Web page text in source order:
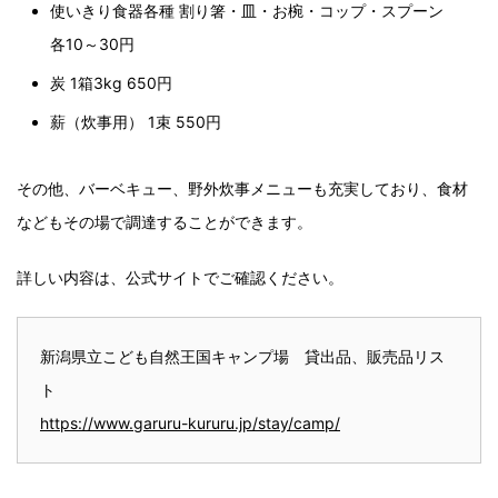
使いきり食器各種 割り箸・皿・お椀・コップ・スプーン
各10～30円
炭 1箱3kg 650円
薪（炊事用） 1束 550円
その他、バーベキュー、野外炊事メニューも充実しており、食材
などもその場で調達することができます。
詳しい内容は、公式サイトでご確認ください。
新潟県立こども自然王国キャンプ場 貸出品、販売品リス
ト
https://www.garuru-kururu.jp/stay/camp/